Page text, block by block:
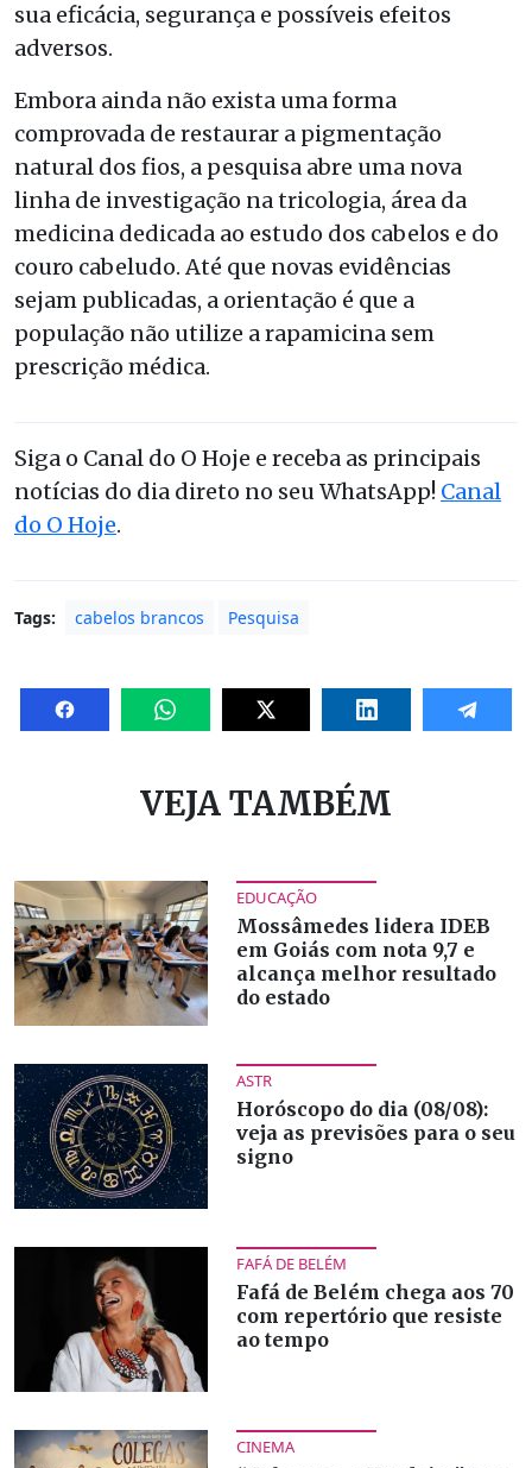
sua eficácia, segurança e possíveis efeitos
adversos.
Embora ainda não exista uma forma
comprovada de restaurar a pigmentação
natural dos fios, a pesquisa abre uma nova
linha de investigação na tricologia, área da
medicina dedicada ao estudo dos cabelos e do
couro cabeludo. Até que novas evidências
sejam publicadas, a orientação é que a
população não utilize a rapamicina sem
prescrição médica.
Siga o Canal do O Hoje e receba as principais
notícias do dia direto no seu WhatsApp! Canal
do O Hoje.
Tags: cabelos brancos Pesquisa
VEJA TAMBÉM
EDUCAÇÃO
Mossâmedes lidera IDEB
em Goiás com nota 9,7 e
alcança melhor resultado
do estado
ASTR
Horóscopo do dia (08/08):
veja as previsões para o seu
signo
FAFÁ DE BELÉM
Fafá de Belém chega aos 70
com repertório que resiste
ao tempo
CINEMA